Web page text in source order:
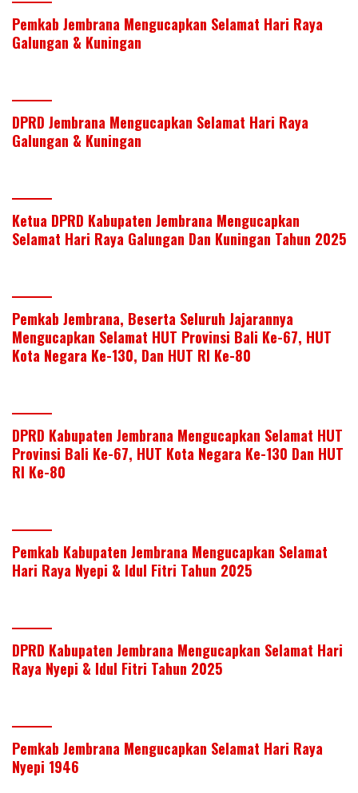
itt
er
k
e
e
b
k
at
s
p
ar
e
Pemkab Jembrana Mengucapkan Selamat Hari Raya
Galungan & Kuningan
DPRD Jembrana Mengucapkan Selamat Hari Raya
Galungan & Kuningan
Ketua DPRD Kabupaten Jembrana Mengucapkan
Selamat Hari Raya Galungan Dan Kuningan Tahun 2025
Pemkab Jembrana, Beserta Seluruh Jajarannya
Mengucapkan Selamat HUT Provinsi Bali Ke-67, HUT
Kota Negara Ke-130, Dan HUT RI Ke-80
DPRD Kabupaten Jembrana Mengucapkan Selamat HUT
Provinsi Bali Ke-67, HUT Kota Negara Ke-130 Dan HUT
RI Ke-80
Pemkab Kabupaten Jembrana Mengucapkan Selamat
Hari Raya Nyepi & Idul Fitri Tahun 2025
DPRD Kabupaten Jembrana Mengucapkan Selamat Hari
Raya Nyepi & Idul Fitri Tahun 2025
Pemkab Jembrana Mengucapkan Selamat Hari Raya
Nyepi 1946